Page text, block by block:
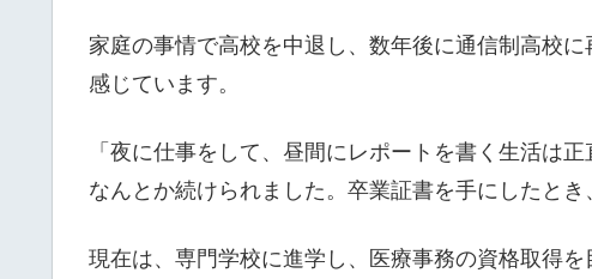
家庭の事情で高校を中退し、数年後に通信制高校
感じています。
「夜に仕事をして、昼間にレポートを書く生活は
なんとか続けられました。卒業証書を手にしたと
現在は、専門学校に進学し、医療事務の資格取得を